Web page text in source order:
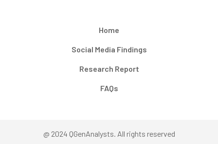
Home
Social Media Findings
Research Report
FAQs
@ 2024 QGenAnalysts. All rights reserved